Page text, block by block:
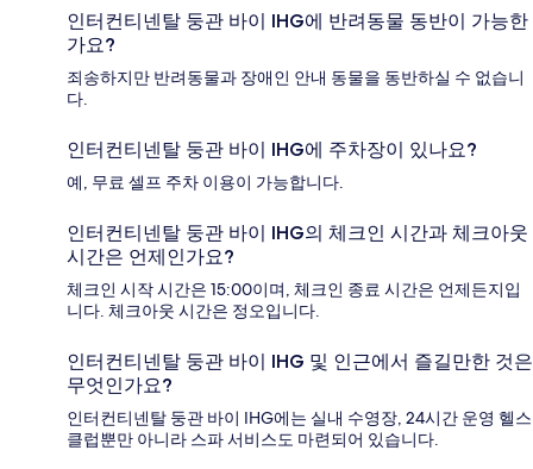
인터컨티넨탈 둥관 바이 IHG에 반려동물 동반이 가능한
가요?
죄송하지만 반려동물과 장애인 안내 동물을 동반하실 수 없습니
다.
인터컨티넨탈 둥관 바이 IHG에 주차장이 있나요?
예, 무료 셀프 주차 이용이 가능합니다.
인터컨티넨탈 둥관 바이 IHG의 체크인 시간과 체크아웃
시간은 언제인가요?
체크인 시작 시간은 15:00이며, 체크인 종료 시간은 언제든지입
니다. 체크아웃 시간은 정오입니다.
인터컨티넨탈 둥관 바이 IHG 및 인근에서 즐길만한 것은
무엇인가요?
인터컨티넨탈 둥관 바이 IHG에는 실내 수영장, 24시간 운영 헬스
클럽뿐만 아니라 스파 서비스도 마련되어 있습니다.